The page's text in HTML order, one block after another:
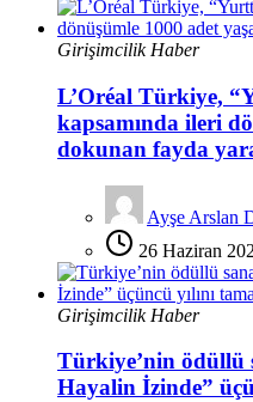
Girişimcilik Haber
L’Oréal Türkiye,
kapsamında ileri
dokunan fayda
Ayşe Arslan
26 Haziran
Girişimcilik Haber
Türkiye’nin ödüllü
Hayalin İzinde”